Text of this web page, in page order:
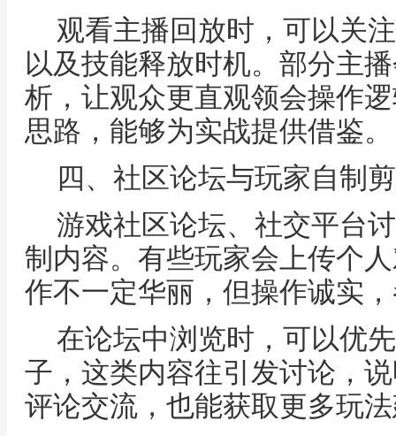
观看主播回放时，可以关
以及技能释放时机。部分主
析，让观众更直观领会操作
思路，能够为实战提供借鉴。
四、社区论坛与玩家自制
游戏社区论坛、社交平台
制内容。有些玩家会上传个
作不一定华丽，但操作诚实
在论坛中浏览时，可以优
子，这类内容往引发讨论，
评论交流，也能获取更多玩